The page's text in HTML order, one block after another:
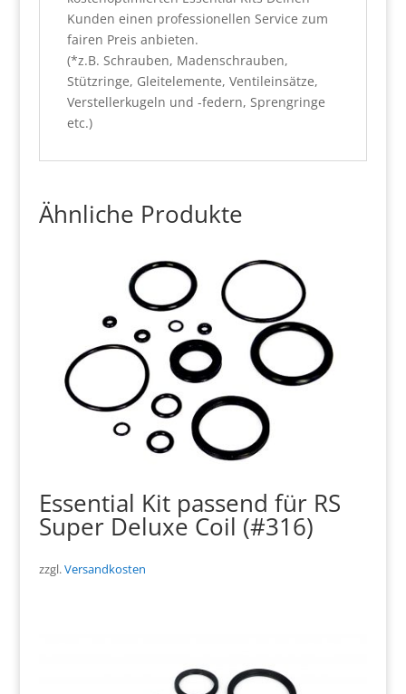
Kunden einen professionellen Service zum
fairen Preis anbieten.
(*z.B. Schrauben, Madenschrauben,
Stützringe, Gleitelemente, Ventileinsätze,
Verstellerkugeln und -federn, Sprengringe
etc.)
Ähnliche Produkte
Essential Kit passend für RS
Super Deluxe Coil (#316)
zzgl.Versandkosten